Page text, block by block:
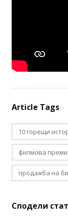
Article Tags
10 горещи
филмова
продажба на
Сподели